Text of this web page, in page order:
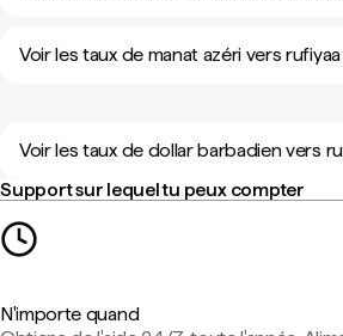
Voir les taux de manat azéri vers
Voir les taux de dollar barbadien vers
Support sur lequel tu peux compter
N'importe quand